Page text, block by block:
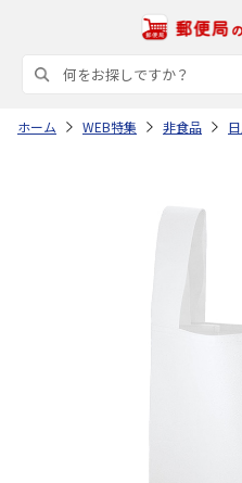
ホーム WEB特集 非食品